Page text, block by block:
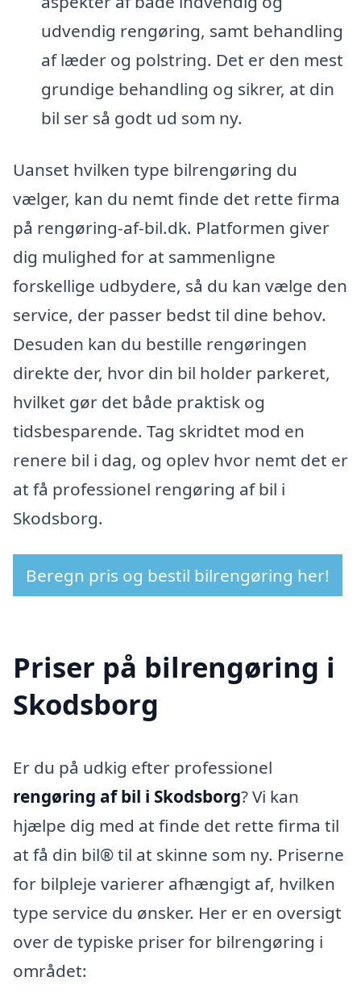
udvendig rengøring, samt behandling
af læder og polstring. Det er den mest
grundige behandling og sikrer, at din
bil ser så godt ud som ny.
Uanset hvilken type bilrengøring du
vælger, kan du nemt finde det rette firma
på rengøring-af-bil.dk. Platformen giver
dig mulighed for at sammenligne
forskellige udbydere, så du kan vælge den
service, der passer bedst til dine behov.
Desuden kan du bestille rengøringen
direkte der, hvor din bil holder parkeret,
hvilket gør det både praktisk og
tidsbesparende. Tag skridtet mod en
renere bil i dag, og oplev hvor nemt det er
at få professionel rengøring af bil i
Skodsborg.
Beregn pris og bestil bilrengøring her!
Priser på bilrengøring i
Skodsborg
Er du på udkig efter professionel
rengøring af bil i Skodsborg? Vi kan
hjælpe dig med at finde det rette firma til
at få din bil® til at skinne som ny. Priserne
for bilpleje varierer afhængigt af, hvilken
type service du ønsker. Her er en oversigt
over de typiske priser for bilrengøring i
området: